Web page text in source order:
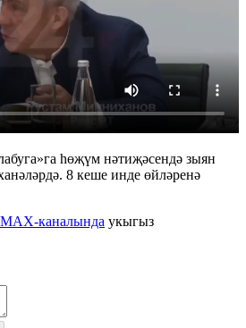
һөҗүм нәтиҗәсендә зыян
8 кеше инде өйләренә
MAX-каналында укыгыз